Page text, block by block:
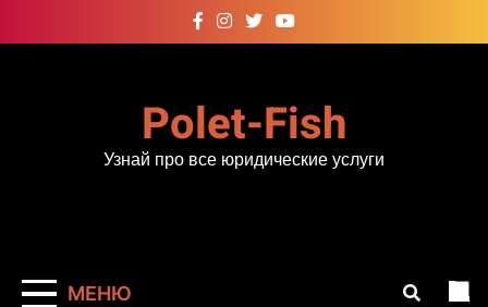
к
Polet-Fish
Узнай про все юридические услуги
МЕНЮ